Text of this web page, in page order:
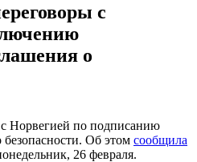
с
о
Норвегией по подписанию
безопасности. Об этом сообщила
26 февраля.